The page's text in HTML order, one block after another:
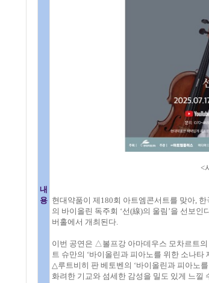
내
용
<
현대약품이 제180회 아트엠콘서트를 맞아,
의 바이올린 독주회 ‘선(線)의 울림’을 선보
버홀에서 개최된다.
이번 공연은 △볼프강 아마데우스 모차르트의
트 슈만의 ‘바이올린과 피아노를 위한 소나타
△루트비히 판 베토벤의 ‘바이올린과 피아노
화려한 기교와 섬세한 감성을 밀도 있게 느낄